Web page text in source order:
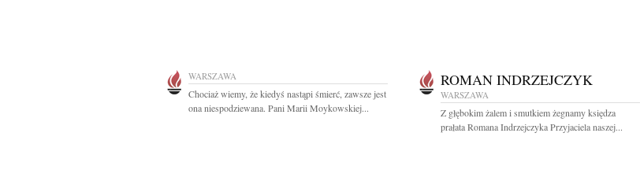
WARSZAWA
Chociaż wiemy, że kiedyś nastąpi śmierć, zawsze jest
ona niespodziewana. Pani Marii Moykowskiej...
ROMAN INDRZEJCZYK
WARSZAWA
Z głębokim żalem i smutkiem żegnamy księdza
prałata Romana Indrzejczyka Przyjaciela naszej...